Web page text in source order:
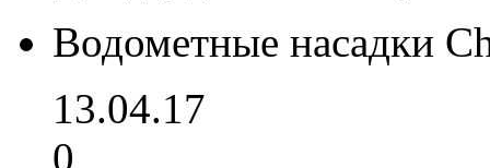
Водометные насадки
13.04.17
0